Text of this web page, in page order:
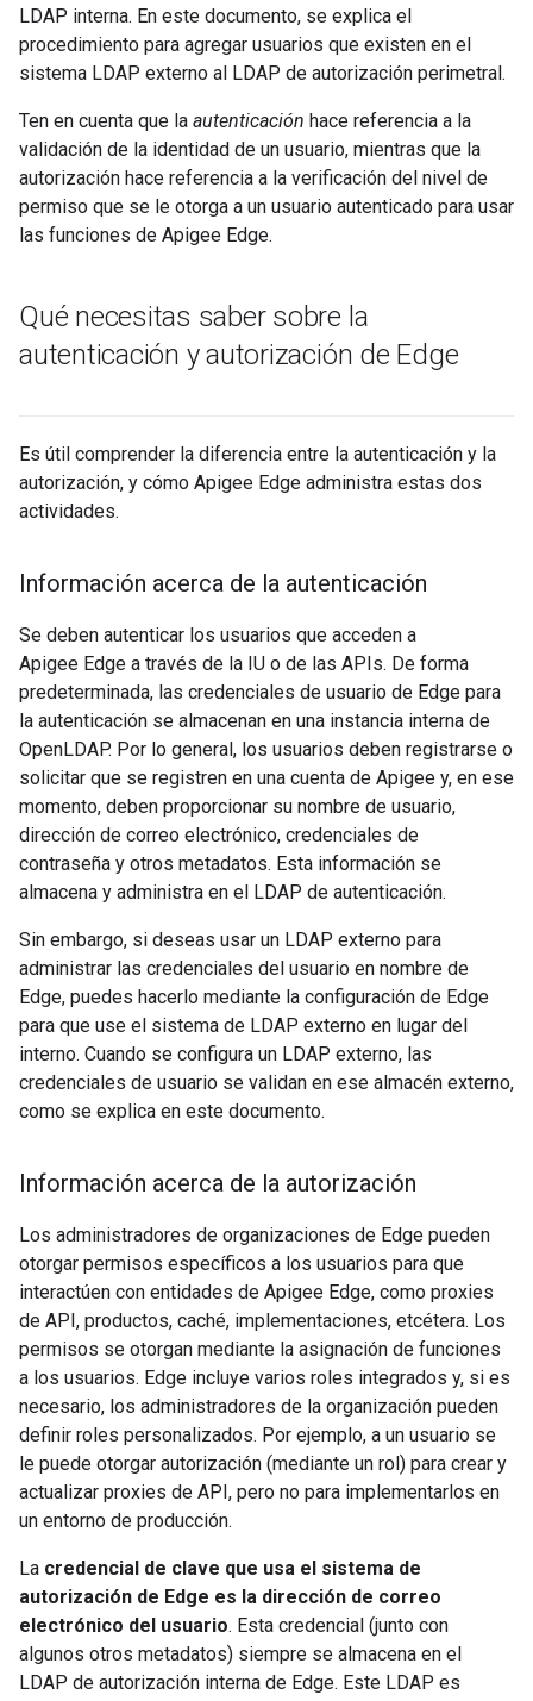
LDAP interna. En este documento, se explica el
procedimiento para agregar usuarios que existen en el
sistema LDAP externo al LDAP de autorización perimetral.
Ten en cuenta que la autenticación hace referencia a la
validación de la identidad de un usuario, mientras que la
autorización hace referencia a la verificación del nivel de
permiso que se le otorga a un usuario autenticado para usar
las funciones de Apigee Edge.
Qué necesitas saber sobre la
autenticación y autorización de Edge
Es útil comprender la diferencia entre la autenticación y la
autorización, y cómo Apigee Edge administra estas dos
actividades.
Información acerca de la autenticación
Se deben autenticar los usuarios que acceden a
Apigee Edge a través de la IU o de las APIs. De forma
predeterminada, las credenciales de usuario de Edge para
la autenticación se almacenan en una instancia interna de
OpenLDAP. Por lo general, los usuarios deben registrarse o
solicitar que se registren en una cuenta de Apigee y, en ese
momento, deben proporcionar su nombre de usuario,
dirección de correo electrónico, credenciales de
contraseña y otros metadatos. Esta información se
almacena y administra en el LDAP de autenticación.
Sin embargo, si deseas usar un LDAP externo para
administrar las credenciales del usuario en nombre de
Edge, puedes hacerlo mediante la configuración de Edge
para que use el sistema de LDAP externo en lugar del
interno. Cuando se configura un LDAP externo, las
credenciales de usuario se validan en ese almacén externo,
como se explica en este documento.
Información acerca de la autorización
Los administradores de organizaciones de Edge pueden
otorgar permisos específicos a los usuarios para que
interactúen con entidades de Apigee Edge, como proxies
de API, productos, caché, implementaciones, etcétera. Los
permisos se otorgan mediante la asignación de funciones
a los usuarios. Edge incluye varios roles integrados y, si es
necesario, los administradores de la organización pueden
definir roles personalizados. Por ejemplo, a un usuario se
le puede otorgar autorización (mediante un rol) para crear y
actualizar proxies de API, pero no para implementarlos en
un entorno de producción.
La credencial de clave que usa el sistema de
autorización de Edge es la dirección de correo
electrónico del usuario. Esta credencial (junto con
algunos otros metadatos) siempre se almacena en el
LDAP de autorización interna de Edge. Este LDAP es